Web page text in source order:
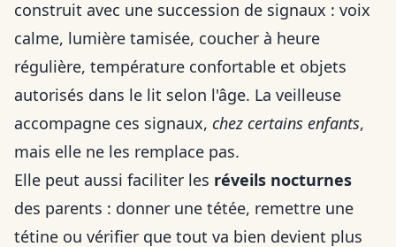
construit avec une succession de signaux : voix
calme, lumière tamisée, coucher à heure
régulière, température confortable et objets
autorisés dans le lit selon l'âge. La veilleuse
accompagne ces signaux, chez certains enfants,
mais elle ne les remplace pas.
Elle peut aussi faciliter les réveils nocturnes
des parents : donner une tétée, remettre une
tétine ou vérifier que tout va bien devient plus